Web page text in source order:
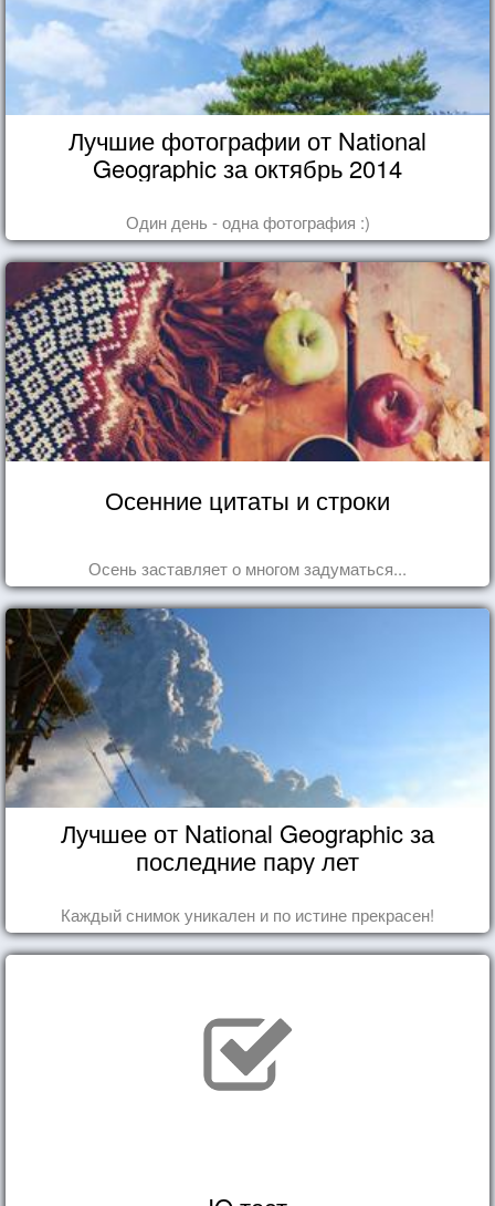
Лучшие фотографии от National
Geographic за октябрь 2014
Один день - одна фотография :)
Осенние цитаты и строки
Осень заставляет о многом задуматься...
Лучшее от National Geographic за
последние пару лет
Каждый снимок уникален и по истине прекрасен!